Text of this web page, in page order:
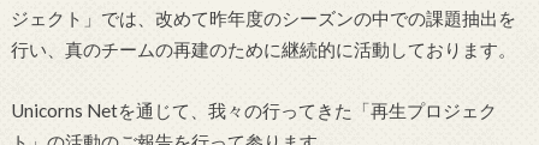
ジェクト」では、改めて昨年度のシーズンの中での課題抽出を
行い、真のチームの再建のために継続的に活動しております。
Unicorns Netを通じて、我々の行ってきた「再生プロジェク